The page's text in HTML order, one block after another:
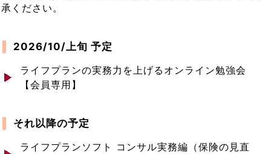
承ください。
2026/10/上旬 予定
ライフプランの実務力を上げるオンライン勉強会
【会員専用】
それ以降の予定
ライフプランソフト コンサル実務編（保険の見直